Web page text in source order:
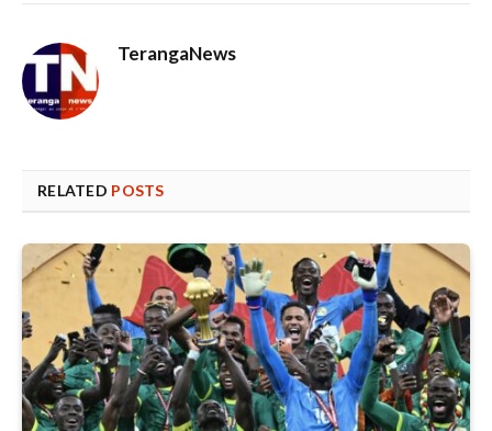
TerangaNews
RELATED POSTS